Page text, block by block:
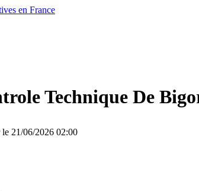
en France
Technique De
21/06/2026 02:00